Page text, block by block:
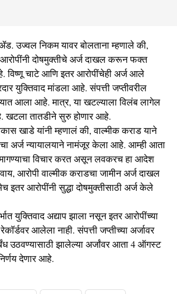
ॲड. उज्वल निकम यावर बोलताना म्हणाले की,
दोषमुक्तीचे अर्ज दाखल करून फक्त
चाटे आणि इतर आरोपींचेही अर्ज आले
युक्तिवाद मांडला आहे. संपत्ती जप्तीवरील
आला आहे. मात्र, या खटल्याला विलंब लागेल
तातडीने सुरु होणार आहे.
खाडे यांनी म्हणालं की, वाल्मीक कराड याने
अर्ज न्यायालयाने नामंजूर केला आहे. आम्ही आता
मागण्याचा विचार करत असून लवकरच हा आदेश
आरोपी वाल्मीक कराडचा जामीन अर्ज दाखल
आरोपींनी सुद्धा दोषमुक्तीसाठी अर्ज केले
युक्तिवाद अद्याप झाला नसून इतर आरोपींच्या
आलेला नाही. संपत्ती जप्तीच्या अर्जावर
उठवण्यासाठी झालेल्या अर्जांवर आता 4 ऑगस्ट
देणार आहे.